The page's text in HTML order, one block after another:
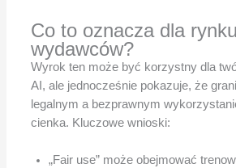
Co to oznacza dla
wydawców?
Wyrok ten może być korzystny dla
AI, ale jednocześnie pokazuje, że
legalnym a bezprawnym
cienka. Kluczowe wnioski:
„Fair use” może obejmować